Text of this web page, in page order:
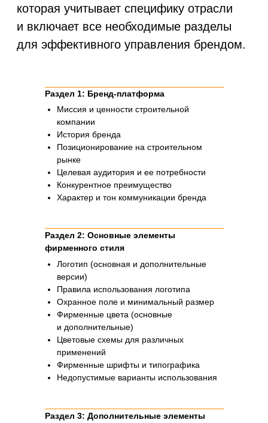
Раздел 1: Бренд-платформа
Миссия и ценности строительной
компании
История бренда
Позиционирование на строительном
рынке
Целевая аудитория и ее потребности
Конкурентное преимущество
Характер и тон коммуникации бренда
Раздел 2: Основные элементы
фирменного стиля
Логотип (основная и дополнительные
версии)
Правила использования логотипа
Охранное поле и минимальный размер
Фирменные цвета (основные
и дополнительные)
Цветовые схемы для различных
применений
Фирменные шрифты и типографика
Недопустимые варианты использования
Раздел 3: Дополнительные элементы